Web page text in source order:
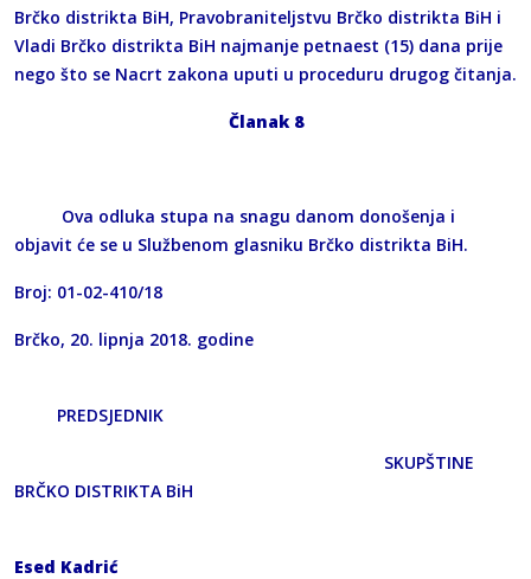
Brčko distrikta BiH, Pravobraniteljstvu Brčko distrikta BiH i
Vladi Brčko distrikta BiH najmanje petnaest (15) dana prije
nego što se Nacrt zakona uputi u proceduru drugog čitanja.
Članak 8
Ova odluka stupa na snagu danom donošenja i
objavit će se u Službenom glasniku Brčko distrikta BiH.
Broj: 01-02-410/18
Brčko, 20. lipnja 2018. godine
PREDSJEDNIK
SKUPŠTINE
BRČKO DISTRIKTA BiH
Esed Kadrić